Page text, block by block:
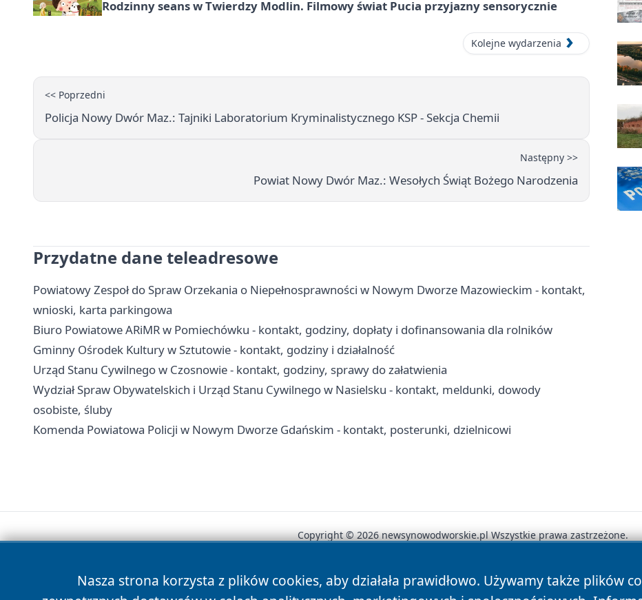
Rodzinny seans w Twierdzy Modlin. Filmowy świat Pucia przyjazny sensorycznie
Kolejne wydarzenia
<< Poprzedni
Policja Nowy Dwór Maz.: Tajniki Laboratorium Kryminalistycznego KSP - Sekcja Chemii
Następny >>
Powiat Nowy Dwór Maz.: Wesołych Świąt Bożego Narodzenia
Przydatne dane teleadresowe
Powiatowy Zespoł do Spraw Orzekania o Niepełnosprawności w Nowym Dworze Mazowieckim - kontakt,
wnioski, karta parkingowa
Biuro Powiatowe ARiMR w Pomiechówku - kontakt, godziny, dopłaty i dofinansowania dla rolników
Gminny Ośrodek Kultury w Sztutowie - kontakt, godziny i działalność
Urząd Stanu Cywilnego w Czosnowie - kontakt, godziny, sprawy do załatwienia
Wydział Spraw Obywatelskich i Urząd Stanu Cywilnego w Nasielsku - kontakt, meldunki, dowody
osobiste, śluby
Komenda Powiatowa Policji w Nowym Dworze Gdańskim - kontakt, posterunki, dzielnicowi
Nasza strona korzysta z plików cookies, aby działała prawidłowo. Używamy także plików
Copyright © 2026 newsynowodworskie.pl Wszystkie prawa zastrzeżone.
News Autorzy Polityka Prywatności Polityka Cookies